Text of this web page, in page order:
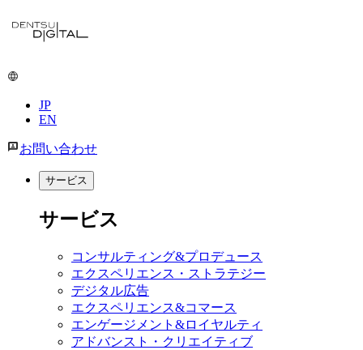
メ
コ
ツ
JP
EN
お問い合わせ
サービス
サービス
コンサルティング&プロデュース
エクスペリエンス・ストラテジー
デジタル広告
エクスペリエンス&コマース
エンゲージメント&ロイヤルティ
アドバンスト・クリエイティブ